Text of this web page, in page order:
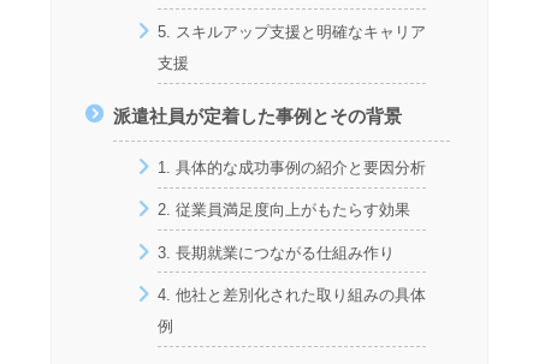
5. スキルアップ支援と明確なキャリア
支援
派遣社員が定着した事例とその背景
1. 具体的な成功事例の紹介と要因分析
2. 従業員満足度向上がもたらす効果
3. 長期就業につながる仕組み作り
4. 他社と差別化された取り組みの具体
例